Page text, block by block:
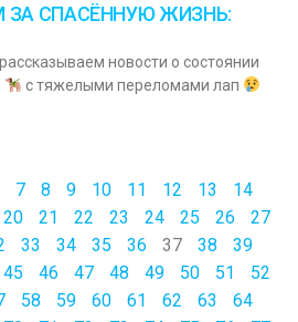
ЗА СПАСЁННУЮ ЖИЗНЬ:
новости о состоянии
с тяжелыми переломами лап
7 8 9 10 11 12 13
14
20 21 22 23 24 25 26
27
33 34 35 36 37 38
39
45 46 47 48 49 50 51
52
58 59 60 61 62 63
64